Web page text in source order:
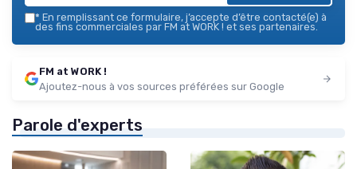
* En remplissant ce formulaire, j’accepte d’être contacté(e) à
des fins commerciales par FM at WORK ! et ses partenaires.
FM at WORK !
Ajoutez-nous à vos sources préférées sur Google
Parole d'experts